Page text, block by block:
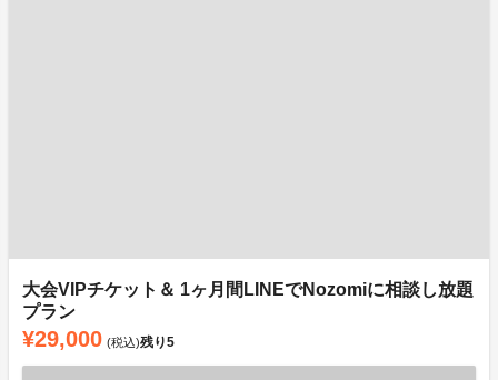
大会VIPチケット＆ 1ヶ月間LINEでNozomiに相談し放題
プラン
¥29,000 (税込)残り5